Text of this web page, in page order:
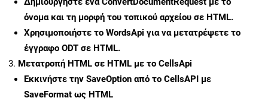
όνομα και τη μορφή του τοπικού αρχείου σε HTML.
Χρησιμοποιήστε το WordsApi για να μετατρέψετε το
έγγραφο ODT σε HTML.
Μετατροπή HTML σε HTML με το CellsApi
Εκκινήστε την SaveOption από το CellsAPI με
SaveFormat ως HTML